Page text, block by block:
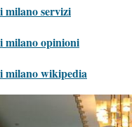
milano servizi
milano opinioni
milano wikipedia